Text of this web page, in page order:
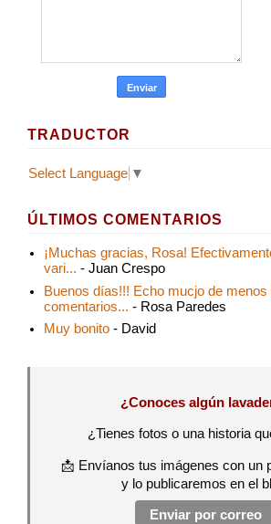
TRADUCTOR
Select Language ▼
ÚLTIMOS COMENTARIOS
¡Muchas gracias, Rosa!
vari... - Juan Crespo
Buenos días!!! Echo mucjo de menos
comentarios... - Rosa Paredes
Muy bonito - David
¿Conoces algún
¿Tienes fotos o una historia
📩 Envíanos tus imágenes con un
y lo publicaremos en el
Enviar por correo